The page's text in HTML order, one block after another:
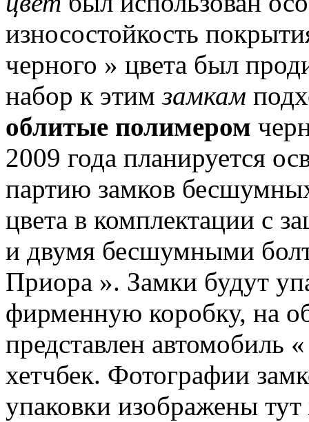
износостойкость
черного » цвета был
набор к этимзамкам
облитые полимером
2009 года планируется
партию замков
цвета в комплектации с
и двумя бесшумными
Приора ». Замки будут
фирменную коробку, на
представлен автомобиль
хетчбек. Фотографии
упаковки изображены